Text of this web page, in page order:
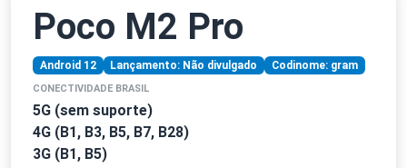
Poco M2 Pro
Android 12 Lançamento: Não divulgado Codinome: gram
CONECTIVIDADE BRASIL
5G (sem suporte)
4G (B1, B3, B5, B7, B28)
3G (B1, B5)